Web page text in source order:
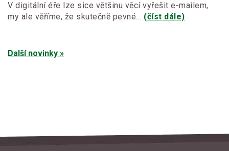
V digitální éře lze sice většinu věcí vyřešit e-mailem,
my ale věříme, že skutečně pevné… (číst dále)
Další novinky »